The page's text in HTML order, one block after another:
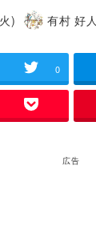
)
著
有村 好人
0
広告